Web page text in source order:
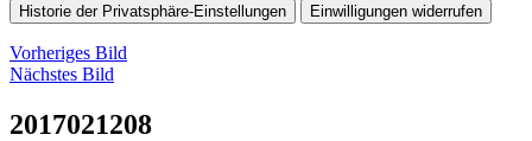
Historie der Privatsphäre-Einstellungen
Einwilligungen widerrufen
Vorheriges Bild
Nächstes Bild
2017021208